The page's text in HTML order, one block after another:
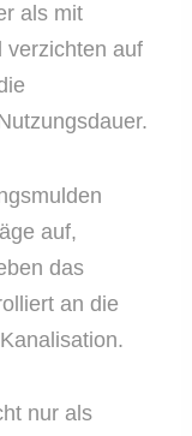
als mit
verzichten auf
auf,
das
an die
nur als